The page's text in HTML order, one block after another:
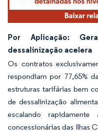
Por Aplicação:
dessalinização acelera
Os contratos
respondiam por 77,65%
estruturas tarifárias bem
de dessalinização
escalando
concessionárias das Ilhas